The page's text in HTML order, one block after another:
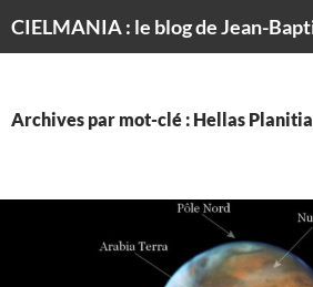
Archives par mot-clé : Hellas Planitia